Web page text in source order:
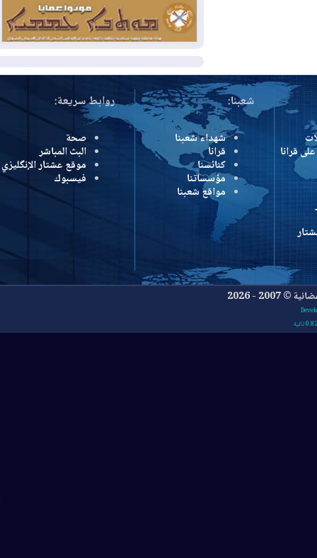
2026-08-03
العراق يؤكد مجدداً التزامه
بمنع الهجمات على الدول المجاورة
شعبنا:
شهداء شعبنا
قرانا
كنائسنا
مؤسساتنا
مواقع شعبنا
روابط سريعة:
صحة
البث المباشر
موقع عشتار الإنگليزي
فيسبوك
2026